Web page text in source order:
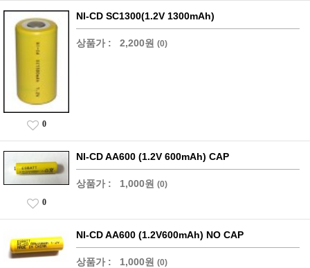
NI-CD SC1300(1.2V 1300mAh)
상품가 : 2,200원 (0)
0
NI-CD AA600 (1.2V 600mAh) CAP
상품가 : 1,000원 (0)
0
NI-CD AA600 (1.2V600mAh) NO CAP
상품가 : 1,000원 (0)